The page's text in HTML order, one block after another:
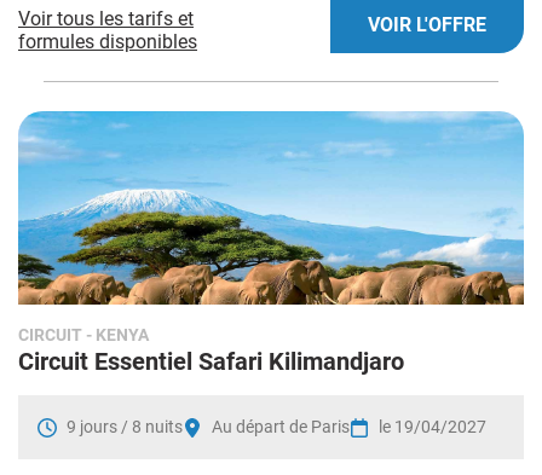
Voir tous les tarifs et
formules disponibles
VOIR L'OFFRE
CIRCUIT - KENYA
Circuit Essentiel Safari Kilimandjaro
9 jours / 8 nuits Au départ de Paris le 19/04/2027